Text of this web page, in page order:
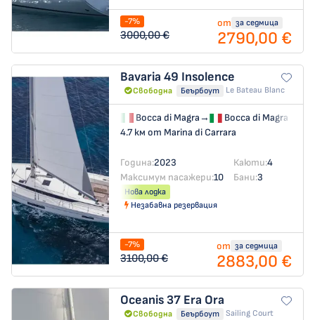
-7%
3000,00 €
от за седмица
2790,00 €
Bavaria 49 Insolence
Свободна Беърбоут Le Bateau Blanc
Bocca di Magra→
Bocca di Magra
4.7 км от Marina di Carrara
Година:2023 Каюти:4
Максимум пасажери:10 Бани:3
Нова лодка
Незабавна резервация
-7%
3100,00 €
от за седмица
2883,00 €
Oceanis 37 Era Ora
Свободна Беърбоут Sailing Court